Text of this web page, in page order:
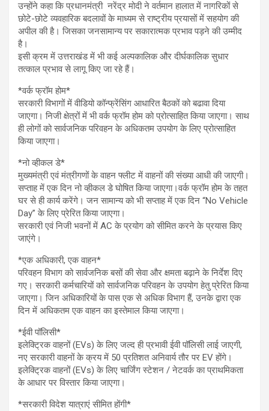
उन्होंने कहा कि प्रधानमंत्री नरेंद्र मोदी ने वर्तमान हालात में नागरिकों से
छोटे-छोटे व्यवहारिक बदलावों के माध्यम से राष्ट्रीय प्रयासों में सहयोग की
अपील की है। जिसका जनसामान्य पर सकारात्मक प्रभाव पड़ने की उम्मीद
है।
इसी क्रम में उत्तराखंड में भी कई अल्पकालिक और दीर्घकालिक सुधार
तत्काल प्रभाव से लागू किए जा रहे हैं।
*वर्क फ्रॉम होम*
सरकारी विभागों में वीडियो कॉन्फ्रेंसिंग आधारित बैठकों को बढावा दिया
जाएगा। निजी क्षेत्रों में भी वर्क फ्रॉम होम को प्रोत्साहित किया जाएगा। साथ
ही लोगों को सार्वजनिक परिवहन के अधिकतम उपयोग के लिए प्रोत्साहित
किया जाएगा।
*नो व्हीकल डे*
मुख्यमंत्री एवं मंत्रीगणों के वाहन फ्लीट में वाहनों की संख्या आधी की जाएगी।
सप्ताह में एक दिन नो व्हीकल डे घोषित किया जाएगा।वर्क फ्रॉम होम के तहत
घर से ही कार्य करेंगे। जन सामान्य को भी सप्ताह में एक दिन “No Vehicle
Day” के लिए प्रेरित किया जाएगा।
सरकारी एवं निजी भवनों में AC के प्रयोग को सीमित करने के प्रयास किए
जाएंगे।
*एक अधिकारी, एक वाहन*
परिवहन विभाग को सार्वजनिक बसों की सेवा और क्षमता बढ़ाने के निर्देश दिए
गए। सरकारी कर्मचारियों को सार्वजनिक परिवहन के उपयोग हेतु प्रेरित किया
जाएगा। जिन अधिकारियों के पास एक से अधिक विभाग हैं, उनके द्वारा एक
दिन में अधिकतम एक वाहन का इस्तेमाल किया जाएगा।
*ईवी पॉलिसी*
इलेक्ट्रिक वाहनों (EVs) के लिए जल्द ही प्रभावी ईवी पॉलिसी लाई जाएगी,
नए सरकारी वाहनों के क्रय में 50 प्रतिशत अनिवार्य तौर पर EV होंगे।
इलेक्ट्रिक वाहनों (EVs) के लिए चार्जिंग स्टेशन / नेटवर्क का प्राथमिकता
के आधार पर विस्तार किया जाएगा।
*सरकारी विदेश यात्राएं सीमित होंगी*